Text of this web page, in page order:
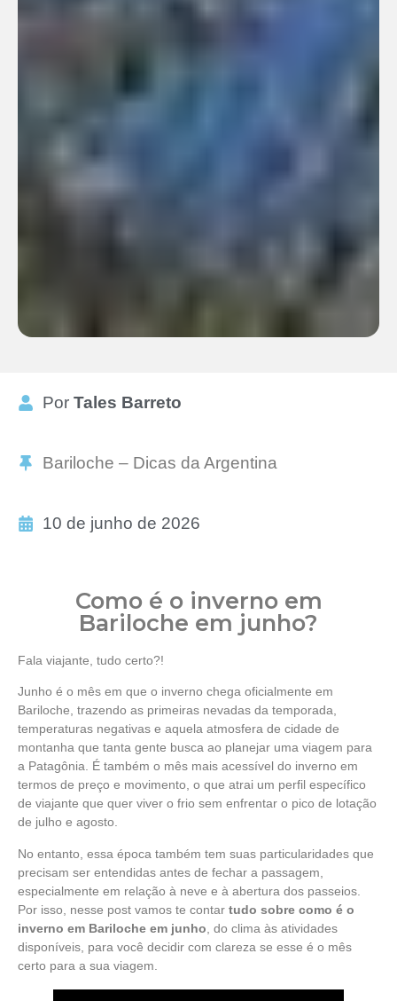
Por Tales Barreto
Bariloche – Dicas da Argentina
10 de junho de 2026
Como é o inverno em
Bariloche em junho?
Fala viajante, tudo certo?!
Junho é o mês em que o inverno chega oficialmente em
Bariloche, trazendo as primeiras nevadas da temporada,
temperaturas negativas e aquela atmosfera de cidade de
montanha que tanta gente busca ao planejar uma viagem para
a Patagônia. É também o mês mais acessível do inverno em
termos de preço e movimento, o que atrai um perfil específico
de viajante que quer viver o frio sem enfrentar o pico de lotação
de julho e agosto.
No entanto, essa época também tem suas particularidades que
precisam ser entendidas antes de fechar a passagem,
especialmente em relação à neve e à abertura dos passeios.
Por isso, nesse post vamos te contar tudo sobre como é o
inverno em Bariloche em junho , do clima às atividades
disponíveis, para você decidir com clareza se esse é o mês
certo para a sua viagem.